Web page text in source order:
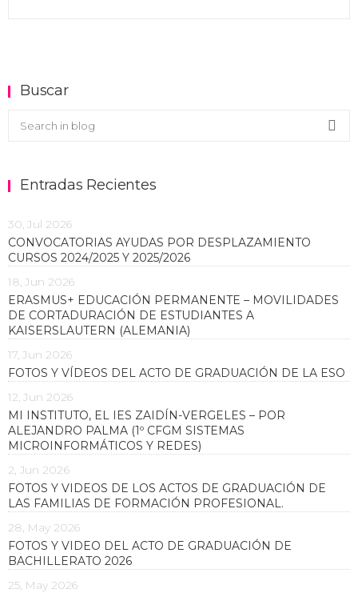
Buscar
Buscar en el blog
Entradas Recientes
30, Jul 2026
CONVOCATORIAS AYUDAS POR DESPLAZAMIENTO
CURSOS 2024/2025 Y 2025/2026
18, Jun 2026
ERASMUS+ EDUCACIÓN PERMANENTE – MOVILIDADES
DE CORTADURACIÓN DE ESTUDIANTES A
KAISERSLAUTERN (ALEMANIA)
17, Jun 2026
FOTOS Y VÍDEOS DEL ACTO DE GRADUACIÓN DE LA ESO
12, Jun 2026
MI INSTITUTO, EL IES ZAIDÍN-VERGELES – POR
ALEJANDRO PALMA (1º CFGM SISTEMAS
MICROINFORMÁTICOS Y REDES)
2, Jun 2026
FOTOS Y VIDEOS DE LOS ACTOS DE GRADUACIÓN DE
LAS FAMILIAS DE FORMACIÓN PROFESIONAL.
28, May 2026
FOTOS Y VIDEO DEL ACTO DE GRADUACIÓN DE
BACHILLERATO 2026
25, May 2026